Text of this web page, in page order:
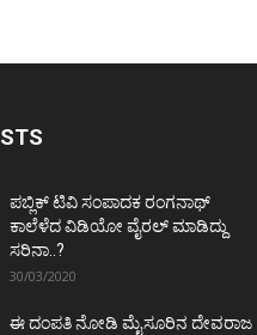
ಪಬ್ಲಿಕ್ ಟಿವಿ ಸಂಪಾದಕ ರಂಗನಾಥ್
ಕಾಲೆಳೆದ ವಿಡಿಯೋ ವೈರಲ್ ಮಾಡಿದ್ದು
ಸರಿನಾ..?
30/03/2020
ಈ ದಂಪತಿ ನೋಡಿ ಮೈಸೂರಿನ ದೇವರಾಜ